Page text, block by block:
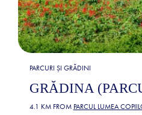
PARCURI ȘI GRĂDINI
GRĂDINA
4.1 KM FROM PARCUL LUMEA